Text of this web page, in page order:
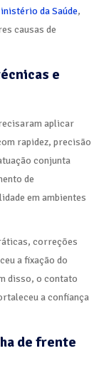
da Saúde,
causas de
e
aplicar
rapidez, precisão
conjunta
de
em ambientes
correções
a fixação do
disso, o contato
a confiança
de frente